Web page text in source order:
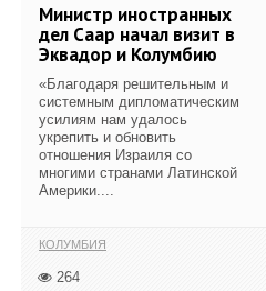
Министр иностранных
дел Саар начал визит в
Эквадор и Колумбию
«Благодаря решительным и
системным дипломатическим
усилиям нам удалось
укрепить и обновить
отношения Израиля со
многими странами Латинской
Америки....
КОЛУМБИЯ
264